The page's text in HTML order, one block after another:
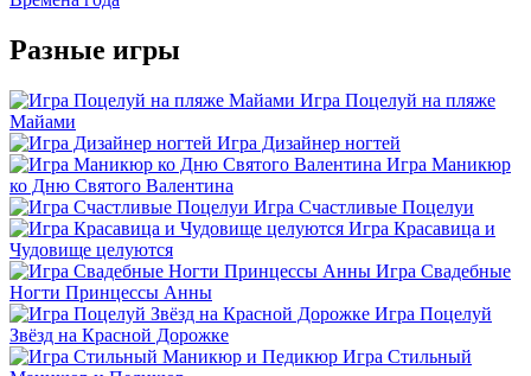
Разные игры
Игра Поцелуй на пляже
Майами
Игра Дизайнер ногтей
Игра Маникюр
ко Дню Святого Валентина
Игра Счастливые Поцелуи
Игра Красавица и
Чудовище целуются
Игра Свадебные
Ногти Принцессы Анны
Игра Поцелуй
Звёзд на Красной Дорожке
Игра Стильный